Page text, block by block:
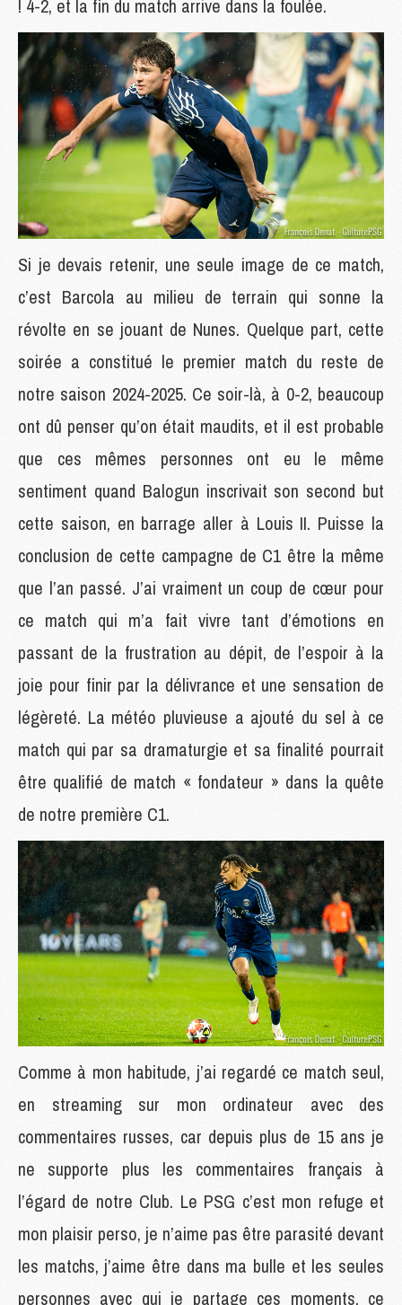
! 4-2, et la fin du match arrive dans la foulée.
Si je devais retenir, une seule image de ce match,
c’est Barcola au milieu de terrain qui sonne la
révolte en se jouant de Nunes. Quelque part, cette
soirée a constitué le premier match du reste de
notre saison 2024-2025. Ce soir-là, à 0-2, beaucoup
ont dû penser qu’on était maudits, et il est probable
que ces mêmes personnes ont eu le même
sentiment quand Balogun inscrivait son second but
cette saison, en barrage aller à Louis II. Puisse la
conclusion de cette campagne de C1 être la même
que l’an passé. J’ai vraiment un coup de cœur pour
ce match qui m’a fait vivre tant d’émotions en
passant de la frustration au dépit, de l’espoir à la
joie pour finir par la délivrance et une sensation de
légèreté. La météo pluvieuse a ajouté du sel à ce
match qui par sa dramaturgie et sa finalité pourrait
être qualifié de match « fondateur » dans la quête
de notre première C1.
Comme à mon habitude, j’ai regardé ce match seul,
en streaming sur mon ordinateur avec des
commentaires russes, car depuis plus de 15 ans je
ne supporte plus les commentaires français à
l’égard de notre Club. Le PSG c’est mon refuge et
mon plaisir perso, je n’aime pas être parasité devant
les matchs, j’aime être dans ma bulle et les seules
personnes avec qui je partage ces moments, ce